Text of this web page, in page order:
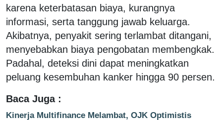
karena keterbatasan biaya, kurangnya
informasi, serta tanggung jawab keluarga.
Akibatnya, penyakit sering terlambat ditangani,
menyebabkan biaya pengobatan membengkak.
Padahal, deteksi dini dapat meningkatkan
peluang kesembuhan kanker hingga 90 persen.
Baca Juga :
Kinerja Multifinance Melambat, OJK Optimistis